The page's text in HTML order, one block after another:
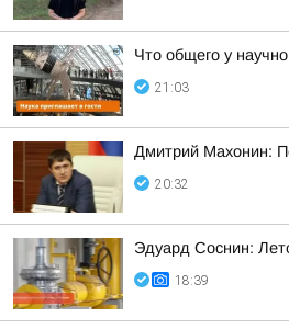
Что общего у
21:03
Дмитрий Махонин:
20:32
Эдуард Соснин:
18:39